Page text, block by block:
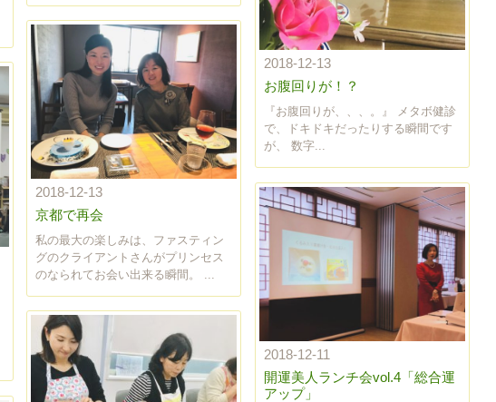
2018-12-13
お腹回りが！？
『お腹回りが、、、。』 メタボ健診
で、ドキドキだったりする瞬間です
が、 数字...
2018-12-13
京都で再会
私の最大の楽しみは、ファスティン
グのクライアントさんがプリンセス
のなられてお会い出来る瞬間。 ...
2018-12-11
開運美人ランチ会vol.4「総合運
アップ」